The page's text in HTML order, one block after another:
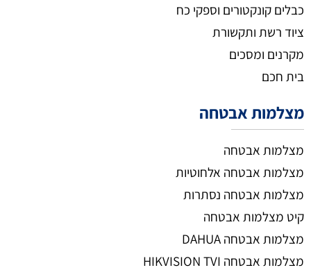
כבלים קונקטורים וספקי כח
ציוד רשת ותקשורת
מקרנים ומסכים
בית חכם
מצלמות אבטחה
מצלמות אבטחה
מצלמות אבטחה אלחוטיות
מצלמות אבטחה נסתרות
קיט מצלמות אבטחה
מצלמות אבטחה DAHUA
מצלמות אבטחה HIKVISION TVI